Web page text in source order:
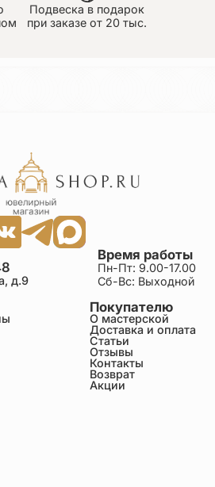
Подвеска в подарок
при заказе от 20 тыс.
Покупателю
О мастерской
Доставка и оплата
Статьи
Отзывы
Контакты
Возврат
Акции
Время работы
Пн-Пт: 9.00-17.00
Сб-Вс: Выходной
д.9